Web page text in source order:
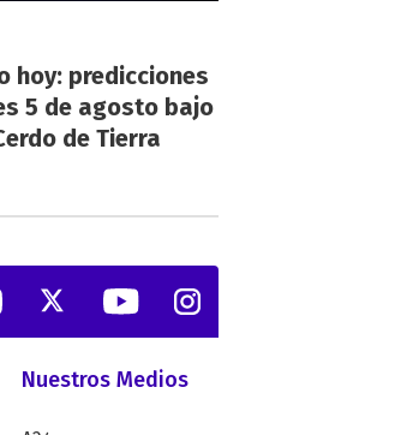
hoy: predicciones
5 de agosto bajo
de Tierra
Nuestros Medios